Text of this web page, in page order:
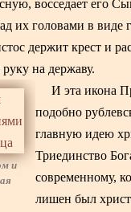
восседает его
их головами в виде
держит крест и
на державу.
и
И эта икона
подобно
главную идею
Триединство
современному,
лишен был